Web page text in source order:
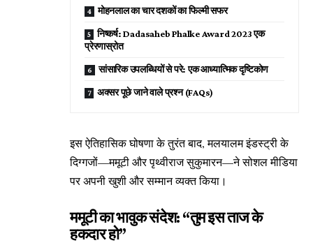
मोहनलाल का चार दशकों का फिल्मी सफर
निष्कर्ष: Dadasaheb Phalke Award 2023 एक
प्रेरणास्रोत
सांसारिक उपलब्धियों से परे: एक आध्यात्मिक दृष्टिकोण
अक्सर पूछे जाने वाले प्रश्न (FAQs)
इस ऐतिहासिक घोषणा के तुरंत बाद, मलयालम इंडस्ट्री के
दिग्गजों—ममूटी और पृथ्वीराज सुकुमारन—ने सोशल मीडिया
पर अपनी खुशी और सम्मान व्यक्त किया।
ममूटी का भावुक संदेश: “तुम इस ताज के
हकदार हो”